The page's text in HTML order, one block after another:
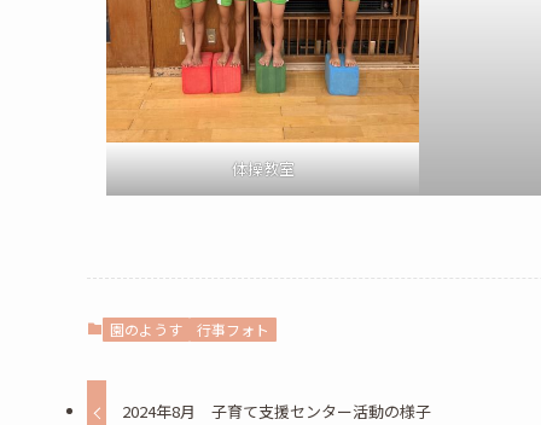
体操教室
園のようす 行事フォト
2024年8月 子育て支援センター活動の様子